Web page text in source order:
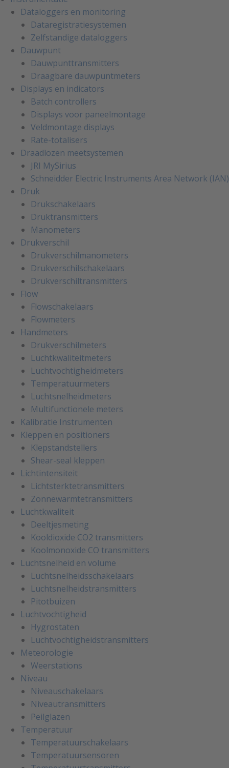
Dataloggers en monitoring
Dataregistratiesystemen
Zelfstandige dataloggers
Dauwpunt
Dauwpunttransmitters
Draagbare dauwpuntmeters
Displays en indicators
Batch controllers
Displays voor paneelmontage
Veldmontage displays
Rate-totalisers
Draadlozen meetsystemen
JRI MySirius
Schneidder Electric Instruments Area Network (IAN)
Druk
Drukschakelaars
Druktransmitters
Manometers
Drukverschil
Drukverschilmanometers
Drukverschilschakelaars
Drukverschiltransmitters
Flow
Flowschakelaars
Flowmeters
Handmeters
Drukverschilmeters
Luchtkwaliteitmeters
Luchtvochtigheidmeters
Temperatuurmeters
Luchtsnelheidmeters
Multifunctionele meters
Kalibratie Instrumenten
Kleppen en positioners
Klepstandstellers
Shear-seal kleppen
Lichtintensiteit
Lichtsterktetransmitters
Zonnewarmtetransmitters
Luchtkwaliteit
Deeltjesmeting
Kooldioxide CO2 transmitters
Koolmonoxide CO transmitters
Luchtsnelheid en volume
Luchtsnelheidsschakelaars
Luchtsnelheidstransmitters
Pitotbuizen
Luchtvochtigheid
Hygrostaten
Luchtvochtigheidstransmitters
Meteorologie
Weerstations
Niveau
Niveauschakelaars
Niveautransmitters
Peilglazen
Temperatuur
Temperatuurschakelaars
Temperatuursensoren